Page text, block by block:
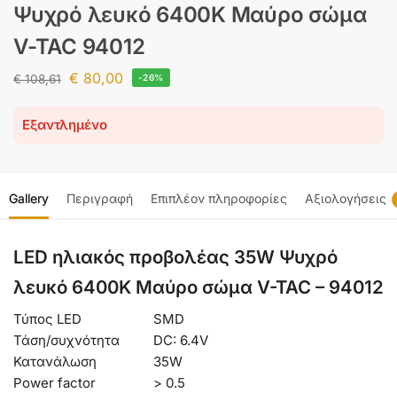
Ψυχρό λευκό 6400K Μαύρο σώμα
V-TAC 94012
€108,61 € 80,00 -26%
Εξαντλημένο
Gallery Περιγραφή Επιπλέον πληροφορίες Αξιολογήσεις
LED ηλιακός προβολέας 35W Ψυχρό
λευκό 6400K Μαύρο σώμα V-TAC – 94012
Τύπος LED
SMD
Τάση/συχνότητα
DC: 6.4V
Κατανάλωση
35W
Power factor
> 0.5